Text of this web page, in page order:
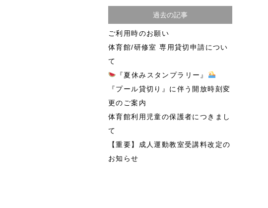
過去の記事
ご利用時のお願い
体育館/研修室 専用貸切申請につい
て
『夏休みスタンプラリー』
『プール貸切り』に伴う開放時刻変
更のご案内
体育館利用児童の保護者につきまし
て
【重要】成人運動教室受講料改定の
お知らせ